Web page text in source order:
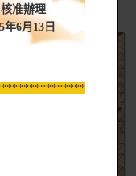
准辦理
年6月13日